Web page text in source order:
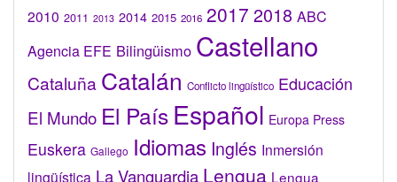
2010 2011 2013 2014 2015 2016 2017 2018 ABC
Agencia EFE Bilingüismo Castellano
Cataluña Catalán Conflicto lingüístico Educación
El Mundo El País Español Europa Press
Euskera Gallego Idiomas Inglés Inmersión
lingüística La Vanguardia Lengua Lengua